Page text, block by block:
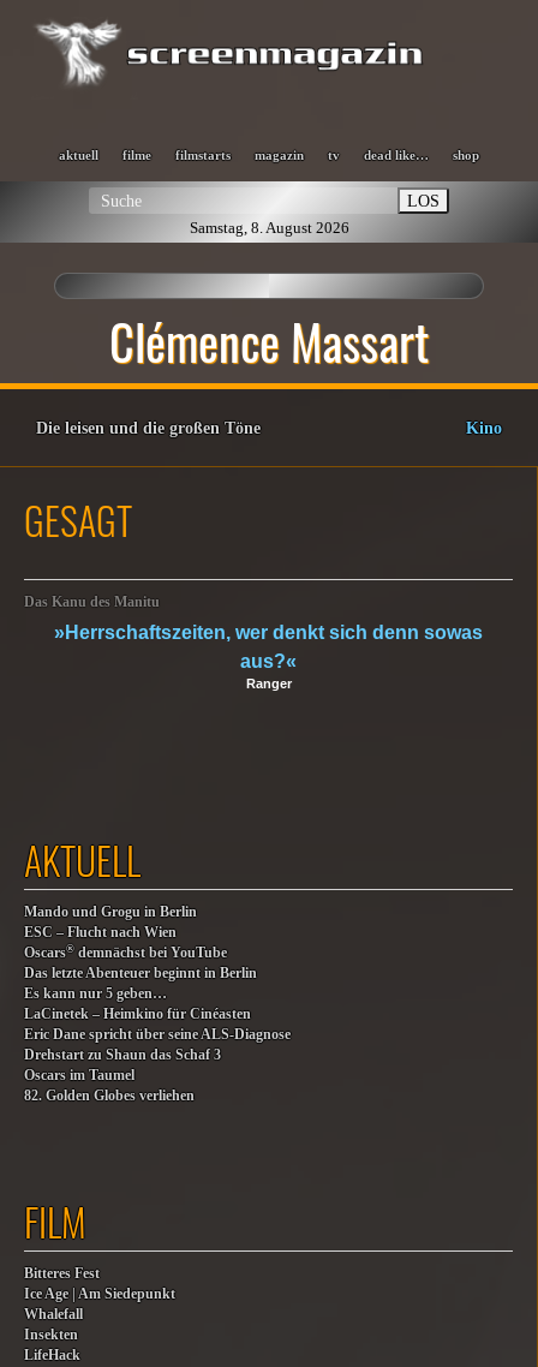
aktuell filme filmstarts magazin tv dead like… shop
LOS
Samstag, 8. August 2026
Clémence Massart
Die leisen und die großen Töne Kino
GESAGT
Das Kanu des Manitu
»Herrschaftszeiten, wer denkt sich denn sowas
aus?«
Ranger
AKTUELL
Mando und Grogu in Berlin
ESC – Flucht nach Wien
Oscars® demnächst bei YouTube
Das letzte Abenteuer beginnt in Berlin
Es kann nur 5 geben…
LaCinetek – Heimkino für Cinéasten
Eric Dane spricht über seine ALS-Diagnose
Drehstart zu Shaun das Schaf 3
Oscars im Taumel
82. Golden Globes verliehen
FILM
Bitteres Fest
Ice Age | Am Siedepunkt
Whalefall
Insekten
LifeHack